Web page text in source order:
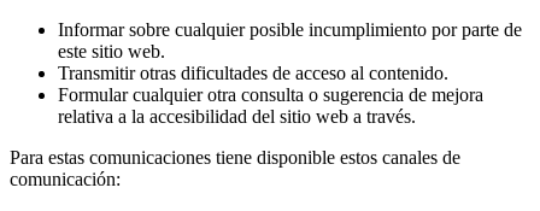
Informar sobre cualquier posible incumplimiento por parte de
este sitio web.
Transmitir otras dificultades de acceso al contenido.
Formular cualquier otra consulta o sugerencia de mejora
relativa a la accesibilidad del sitio web a través.
Para estas comunicaciones tiene disponible estos canales de
comunicación: